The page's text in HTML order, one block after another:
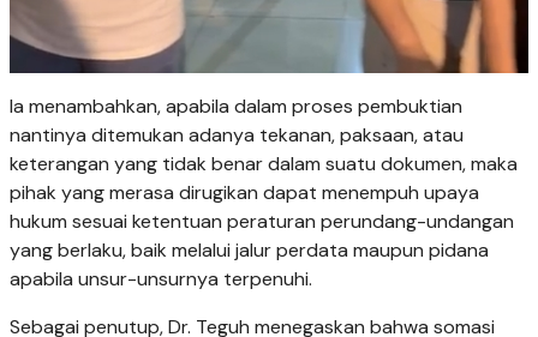
Ia menambahkan, apabila dalam proses pembuktian
nantinya ditemukan adanya tekanan, paksaan, atau
keterangan yang tidak benar dalam suatu dokumen, maka
pihak yang merasa dirugikan dapat menempuh upaya
hukum sesuai ketentuan peraturan perundang-undangan
yang berlaku, baik melalui jalur perdata maupun pidana
apabila unsur-unsurnya terpenuhi.
Sebagai penutup, Dr. Teguh menegaskan bahwa somasi